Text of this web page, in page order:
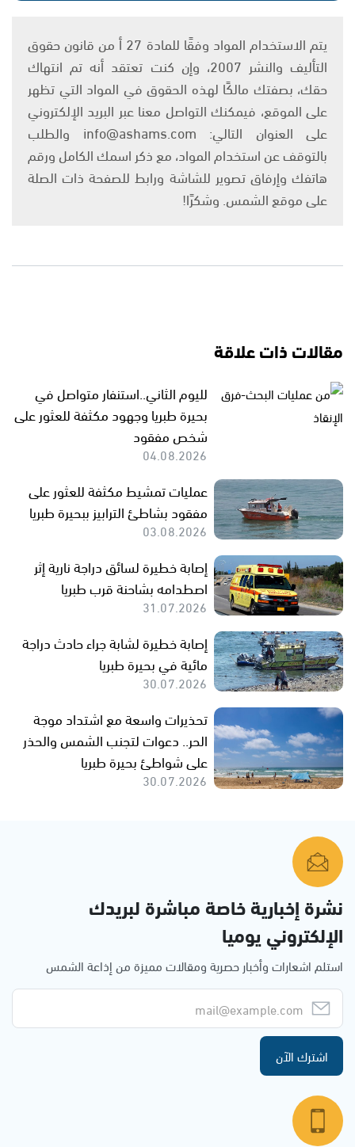
يتم الاستخدام المواد وفقًا للمادة 27 أ من قانون حقوق
التأليف والنشر 2007، وإن كنت تعتقد أنه تم انتهاك
حقك، بصفتك مالكًا لهذه الحقوق في المواد التي تظهر
على الموقع، فيمكنك التواصل معنا عبر البريد الإلكتروني
على العنوان التالي: info@ashams.com والطلب
بالتوقف عن استخدام المواد، مع ذكر اسمك الكامل ورقم
هاتفك وإرفاق تصوير للشاشة ورابط للصفحة ذات الصلة
على موقع الشمس. وشكرًا!
مقالات ذات علاقة
لليوم الثاني..استنفار متواصل في
بحيرة طبريا وجهود مكثفة للعثور على
شخص مفقود
04.08.2026
عمليات تمشيط مكثفة للعثور على
مفقود بشاطئ الترابيز ببحيرة طبريا
03.08.2026
إصابة خطيرة لسائق دراجة نارية إثر
اصطدامه بشاحنة قرب طبريا
31.07.2026
إصابة خطيرة لشابة جراء حادث دراجة
مائية في بحيرة طبريا
30.07.2026
تحذيرات واسعة مع اشتداد موجة
الحر.. دعوات لتجنب الشمس والحذر
على شواطئ بحيرة طبريا
30.07.2026
نشرة إخبارية خاصة مباشرة لبريدك
الإلكتروني يوميا
استلم اشعارات وأخبار حصرية ومقالات مميزة من إذاعة الشمس
اشترك الآن